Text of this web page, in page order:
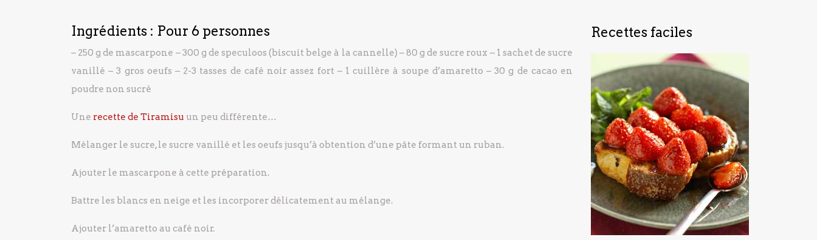
Ingrédients : Pour 6 personnes
– 250 g de mascarpone – 300 g de speculoos (biscuit belge à la cannelle) – 80 g de sucre roux – 1 sachet de sucre
vanillé – 3 gros oeufs – 2-3 tasses de café noir assez fort– 1 cuillère à soupe d’amaretto – 30 g de cacao en
poudre non sucré
Une recette de Tiramisu un peu différente…
Mélanger le sucre, le sucre vanillé et les oeufs jusqu’à obtention d’une pâte formant un ruban.
Ajouter le mascarpone à cette préparation.
Battre les blancs en neige et les incorporer délicatement au mélange.
Ajouter l’amaretto au café noir.
Recettes faciles